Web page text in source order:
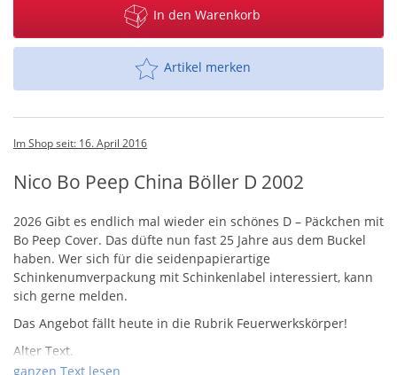
In den Warenkorb
Artikel merken
Im Shop seit: 16. April 2016
Nico Bo Peep China Böller D 2002
2026 Gibt es endlich mal wieder ein schönes D – Päckchen mit
Bo Peep Cover. Das düfte nun fast 25 Jahre aus dem Buckel
haben. Wer sich für die seidenpapierartige
Schinkenumverpackung mit Schinkenlabel interessiert, kann
sich gerne melden.
Das Angebot fällt heute in die Rubrik Feuerwerkskörper!
Alter Text.
Ein erstes Schinken-Angebot in 2016! Alles was geht, werden
ganzen Text lesen